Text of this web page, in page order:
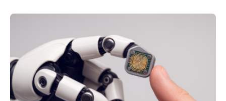
Entwicklung der Sensorik und Datenübertragung. Die
HSHL verantwortet die wissenschaftliche Begleitung
sowie die KI-gestützte Datenauswertung. Das Ziel ist
die Entwicklung eines berührungslosen
Assistenzsystems, das den Zustand der Person
kontinuierlich erfasst, pflegende Personen unterstützt